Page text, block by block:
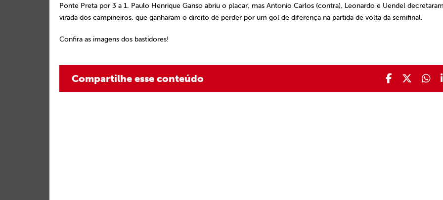
Ponte Preta por 3 a 1. Paulo Henrique Ganso abriu o placar, mas Antonio Carlos (contra), Leonardo e Uendel
virada dos campineiros, que ganharam o direito de perder por um gol de diferença na partida de volta da semifinal.
Confira as imagens dos bastidores!
Compartilhe esse conteúdo